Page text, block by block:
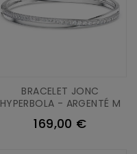
BRACELET JONC
HYPERBOLA - ARGENTÉ M
169,00 €